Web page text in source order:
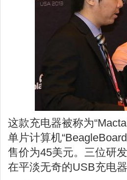
这款充电器被称为
单片计算机
售价为45美元。三位研
在平淡无奇的USB充电